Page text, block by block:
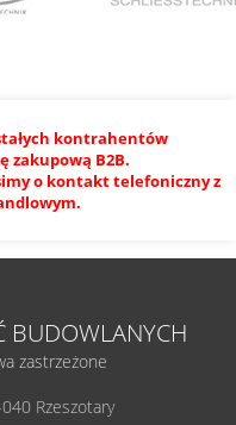
kontrahentów
zakupową B2B.
o kontakt telefoniczny z
BUDOWLANYCH
zastrzeżone
Rzeszotary